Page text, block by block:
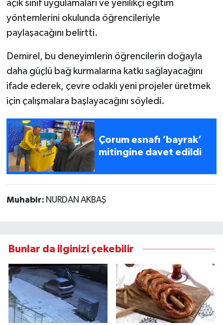
açık sınıf uygulamaları ve yenilikçi eğitim
yöntemlerini okulunda öğrencileriyle
paylaşacağını belirtti.
Demirel, bu deneyimlerin öğrencilerin doğayla
daha güçlü bağ kurmalarına katkı sağlayacağını
ifade ederek, çevre odaklı yeni projeler üretmek
için çalışmalara başlayacağını söyledi.
Çorum esnafı ‘bayrak’
mitingine davet edildi
Muhabir: NURDAN AKBAŞ
Bunlar da ilginizi çekebilir